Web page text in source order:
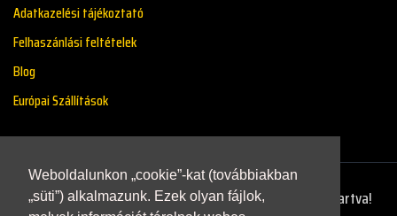
Weboldalunkon „cookie”-kat (továbbiakban
„süti”) alkalmazunk. Ezek olyan fájlok,
Adatkazelési tájékoztató
Felhaszánlási feltételek
Blog
Európai Szállítások
Copyright © 2021 - Renaultstore.hu - Minden Jog Fenntartva!